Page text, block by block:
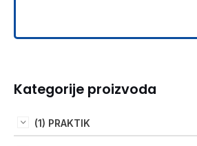
Kategorije proizvoda
(1) PRAKTIK